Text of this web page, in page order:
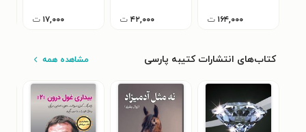
۱۶۴,۰۰۰ ت ۴۲,۰۰۰ ت ۱۷,۰۰۰ ت
کتاب‌های انتشارات کتیبه پارسی مشاهده همه